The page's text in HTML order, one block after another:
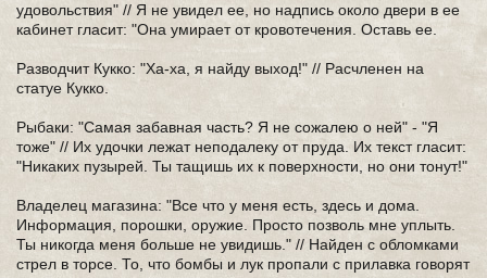
удовольствия" // Я не увидел ее, но надпись около двери в ее
кабинет гласит: "Она умирает от кровотечения. Оставь ее.
Разводчит Кукко: "Ха-ха, я найду выход!" // Расчленен на
статуе Кукко.
Рыбаки: "Самая забавная часть? Я не сожалею о ней" - "Я
тоже" // Их удочки лежат неподалеку от пруда. Их текст гласит:
"Никаких пузырей. Ты тащишь их к поверхности, но они тонут!"
Владелец магазина: "Все что у меня есть, здесь и дома.
Информация, порошки, оружие. Просто позволь мне уплыть.
Ты никогда меня больше не увидишь." // Найден с обломками
стрел в торсе. То, что бомбы и лук пропали с прилавка говорят